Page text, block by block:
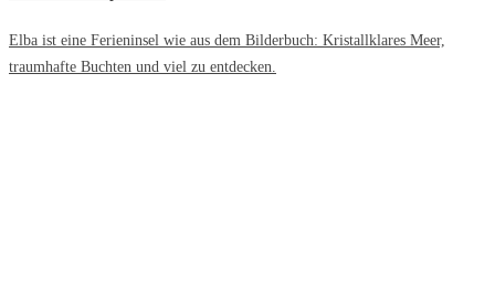
Elba ist eine Ferieninsel wie aus dem Bilderbuch: Kristallklares Meer,
traumhafte Buchten und viel zu entdecken.